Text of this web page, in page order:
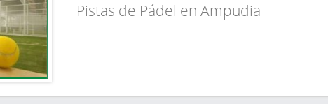
Pistas de Pádel en Ampudia